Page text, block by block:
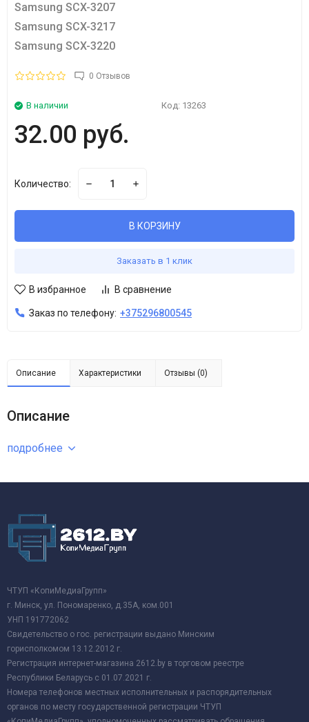
Samsung SCX-3207
Samsung SCX-3217
Samsung SCX-3220
0 Отзывов
В наличии Код: 13263
32.00 руб.
Количество:
В КОРЗИНУ
Заказать в 1 клик
В избранное В сравнение
Заказ по телефону: +375296800545
Описание Характеристики Отзывы (0)
Описание
подробнее
ЧТУП «КопиМедиаГрупп»
г. Минск, ул. Пономаренко, д.35А, ком.001
УНП 191772062
Свидетельство о гос. регистрации выдано Минским
горисполкомом 13.12.2012 г.
Регистрация интернет-магазина 2612.by в торговом реестре
Республики Беларусь с 01.07.2021 г.
Номера телефонов местных исполнительных и распорядительных
органов по месту государственной регистрации ЧТУП